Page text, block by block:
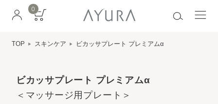
0
TOP スキンケア ビカッサプレート プレミアムα
ビカッサプレート プレミアムα
＜マッサージ用プレート＞